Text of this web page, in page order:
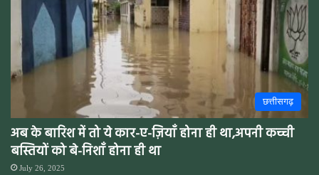
छत्तीसगढ़
अब के बारिश में तो ये कार-ए-ज़ियाँ होना ही था,अपनी कच्ची
बस्तियों को बे-निशाँ होना ही था
July 26, 2025